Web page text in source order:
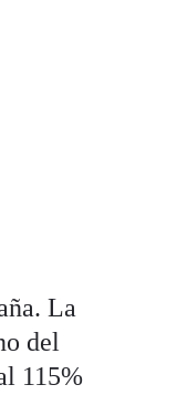
La
del
115%